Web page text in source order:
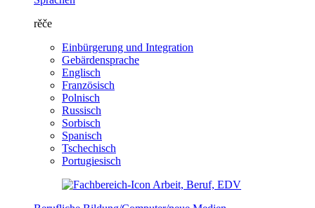
rěče
Einbürgerung und Integration
Gebärdensprache
Englisch
Französisch
Polnisch
Russisch
Sorbisch
Spanisch
Tschechisch
Portugiesisch